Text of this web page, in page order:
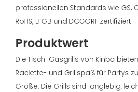
professionellen Standards wie GS,
RoHS, LFGB und DCGGRF zertifiziert.
Produktwert
Die Tisch-Gasgrills von Kinbo
Raclette- und Grillspaß für Partys
Größe. Die Grills sind langlebig,